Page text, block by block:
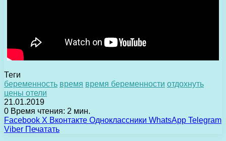
Теги
беременность время время беременности отдохнуть
цены отели
21.01.2019
0 Время чтения: 2 мин.
Facebook X Вконтакте Одноклассники WhatsApp Telegram
Viber Печатать